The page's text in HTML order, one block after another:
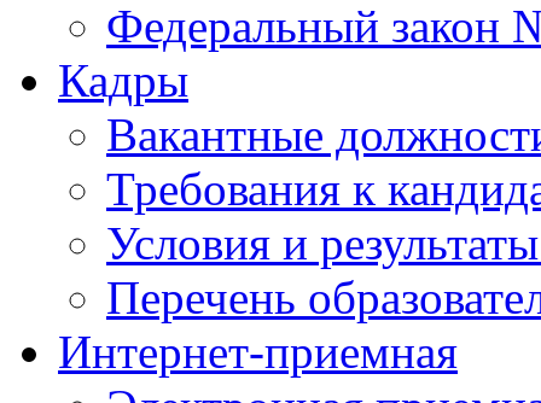
Федеральный закон
Кадры
Вакантные
Требования к
Условия и
Перечень
Интернет-приемная